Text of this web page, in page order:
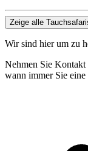
Zeige alle
Wir sind hier um zu
Nehmen Sie Kontakt
wann immer Sie eine